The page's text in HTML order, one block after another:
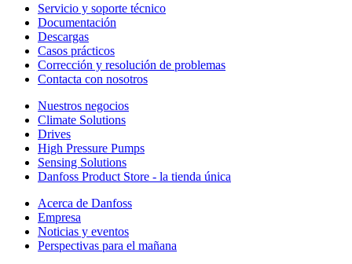
Servicio y soporte técnico
Documentación
Descargas
Casos prácticos
Corrección y resolución de problemas
Contacta con nosotros
Nuestros negocios
Climate Solutions
Drives
High Pressure Pumps
Sensing Solutions
Danfoss Product Store - la tienda única
Acerca de Danfoss
Empresa
Noticias y eventos
Perspectivas para el mañana